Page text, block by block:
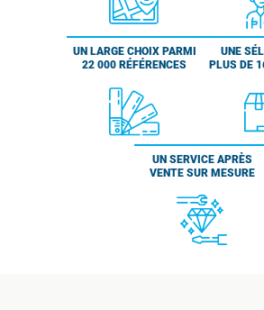
UN LARGE CHOIX PARMI
22 000 RÉFÉRENCES
UNE
PLUS DE
UN SERVICE APRÈS
VENTE SUR MESURE